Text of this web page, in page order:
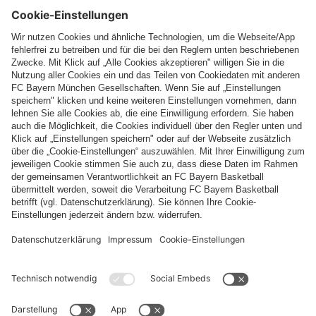
Folge uns
Zahlung & Lieferung
FC Bayern Store App
WIDERRUF